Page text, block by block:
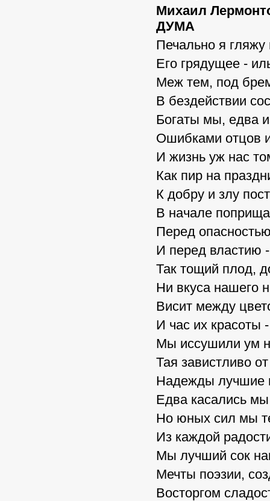
Михаил
ДУМА
Печально я
Его грядущее -
Меж тем, под
В бездействии
Богаты мы, едва
Ошибками отцов
И жизнь уж нас
Как пир на
К добру и злу
В начале
Перед
И перед властию
Так тощий плод,
Ни вкуса нашего
Висит между
И час их красоты
Мы иссушили ум
Тая завистливо
Надежды лучшие
Едва касались
Но юных сил мы
Из каждой
Мы лучший сок
Мечты поэзии,
Восторгом